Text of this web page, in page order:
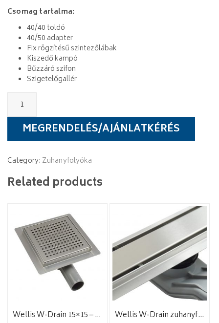
Csomag tartalma:
40/40 toldó
40/50 adapter
Fix rögzítésű szintezőlábak
Kiszedő kampó
Bűzzáró szifon
Szigetelőgallér
Wellis
Drain
zuhanyfolyóka,
Wavy
mintázatú
quantity
MEGRENDELÉS/AJÁNLATKÉRÉS
Category: Zuhanyfolyóka
Related products
Wellis W-Drain 15×15 – Square Wellis W-Drain zuhanyfolyóka, Flat mintázatú ráccsal